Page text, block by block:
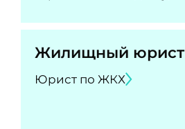
Жилищный юрист
Юрист по ЖКХ